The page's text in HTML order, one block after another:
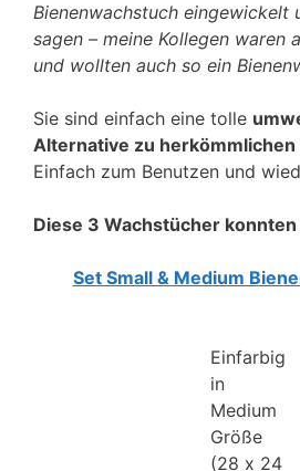
Bienenwachstuch eingewickelt
sagen – meine Kollegen waren
und wollten auch so ein
Sie sind einfach eine tolle
Alternative zu
Einfach zum Benutzen und
Diese 3 Wachstücher
Set Small & Medium
Einfarbig
in
Medium
Größe
(28 x 24